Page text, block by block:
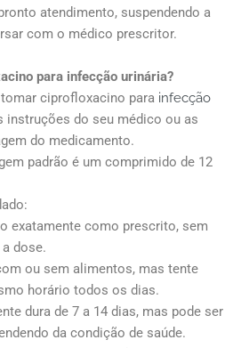
atendimento, suspendendo a
com o médico prescritor.
para infecção urinária?
ciprofloxacino para infecção
instruções do seu médico ou as
do medicamento.
padrão é um comprimido de 12
exatamente como prescrito, sem
dose.
ou sem alimentos, mas tente
horário todos os dias.
dura de 7 a 14 dias, mas pode ser
da condição de saúde.